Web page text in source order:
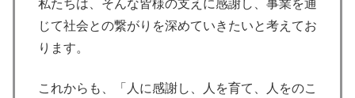
私たちは、そんな皆様の支えに感謝し、事業を通
じて社会との繋がりを深めていきたいと考えてお
ります。
これからも、「人に感謝し、人を育て、人をのこ